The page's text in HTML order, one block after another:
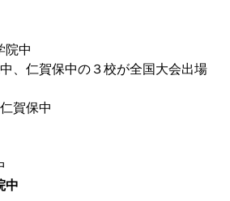
スケジュール
院中
、仁賀保中の３校が全国大会出場
賀保中
中